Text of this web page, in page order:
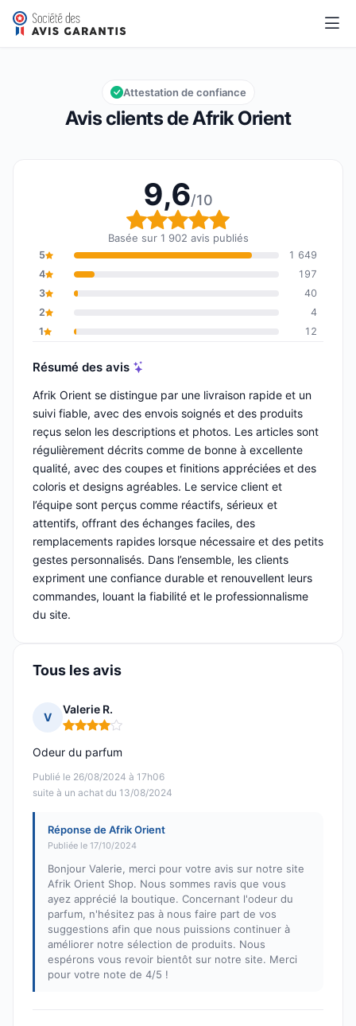
Afrik Orient
Note globale : 9,6 sur 10
9,6/10
Avis clients de Afrik Orient
Attestation de confiance
9,6/10
Note globale : 9,6 sur
Basée sur 1 902 avis publiés
5
1 649
4
197
3
40
2
4
1
12
Résumé des avis
Afrik Orient se distingue par une livraison rapide et un
suivi fiable, avec des envois soignés et des produits
reçus selon les descriptions et photos. Les articles sont
régulièrement décrits comme de bonne à excellente
qualité, avec des coupes et finitions appréciées et des
coloris et designs agréables. Le service client et
l’équipe sont perçus comme réactifs, sérieux et
attentifs, offrant des échanges faciles, des
remplacements rapides lorsque nécessaire et des petits
gestes personnalisés. Dans l’ensemble, les clients
expriment une confiance durable et renouvellent leurs
commandes, louant la fiabilité et le professionnalisme
du site.
Tous les avis
V
Valerie R.
Note : 4 sur 5
Publié le 26/08/2024 à 17h06
suite à un achat du 13/08/2024
Odeur du parfum
Réponse de Afrik Orient
Publiée le 17/10/2024
Bonjour Valerie, merci pour votre avis sur notre site
Afrik Orient Shop. Nous sommes ravis que vous
ayez apprécié la boutique. Concernant l'odeur du
parfum, n'hésitez pas à nous faire part de vos
suggestions afin que nous puissions continuer à
améliorer notre sélection de produits. Nous
espérons vous revoir bientôt sur notre site. Merci
pour votre note de 4/5 !